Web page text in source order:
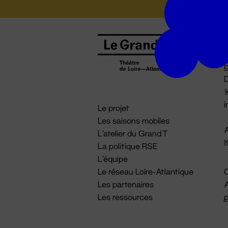
Le projet
Les saisons mobiles
L'atelier du Grand T
La politique RSE
L'équipe
Le réseau Loire-Atlantique
Les partenaires
Les ressources